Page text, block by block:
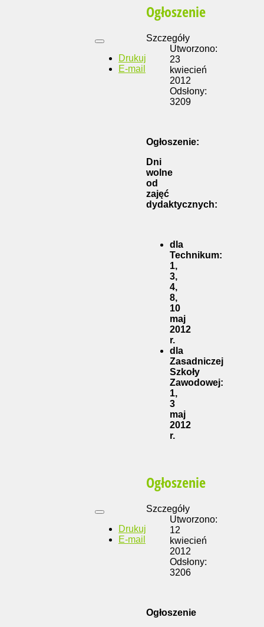
Ogłoszenie
Drukuj
E-mail
Szczegóły
Utworzono:
23
kwiecień
2012
Odsłony:
3209
Ogłoszenie:
Dni
wolne
od
zajęć
dydaktycznych:
dla
Technikum:
1,
3,
4,
8,
10
maj
2012
r.
dla
Zasadniczej
Szkoły
Zawodowej:
1,
3
maj
2012
r.
Ogłoszenie
Drukuj
E-mail
Szczegóły
Utworzono:
12
kwiecień
2012
Odsłony:
3206
Ogłoszenie